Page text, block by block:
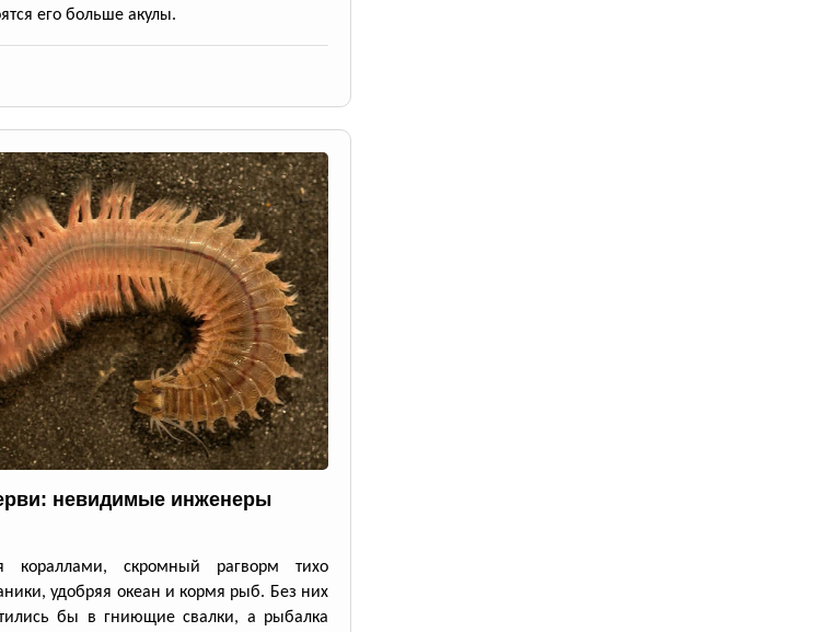
его больше акулы.
невидимые инженеры
кораллами, скромный рагворм тихо
удобряя океан и кормя рыб. Без них
бы в гниющие свалки, а рыбалка